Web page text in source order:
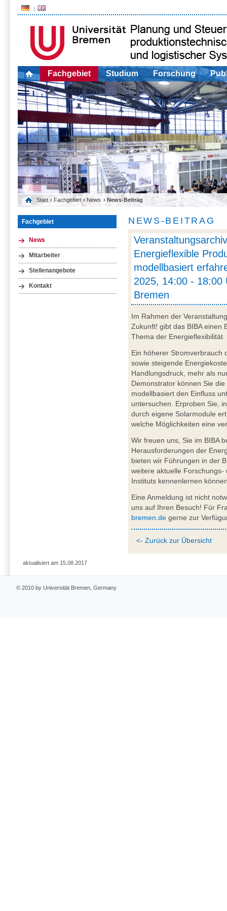
Fachgebiet Studium Forschung
Start › Fachgebiet › News › News-Beitrag
Fachgebiet
News
Mitarbeiter
Stellenangebote
Kontakt
NEWS-BEITRAG
Energieflexible
modellbasiert
2025, 14:00 - 18:00
Bremen
Im Rahmen der
Zukunft! gibt das BIBA einen
Thema der Energieflexibilität.
Ein höherer Stromverbrauch
sowie steigende
Handlungsdruck, mehr als
Demonstrator können Sie
modellbasiert den Einfluss
untersuchen. Erproben Sie,
durch eigene Solarmodule
welche Möglichkeiten eine
Wir freuen uns, Sie im BIBA
Herausforderungen der
bieten wir Führungen in der
weitere aktuelle
Instituts kennenlernen
Eine Anmeldung ist nicht
uns auf Ihren Besuch! Für
bremen.de gerne zur
<- Zurück zur Übersicht
aktualisiert am 15.08.2017
© 2010 by Universität Bremen, Germany